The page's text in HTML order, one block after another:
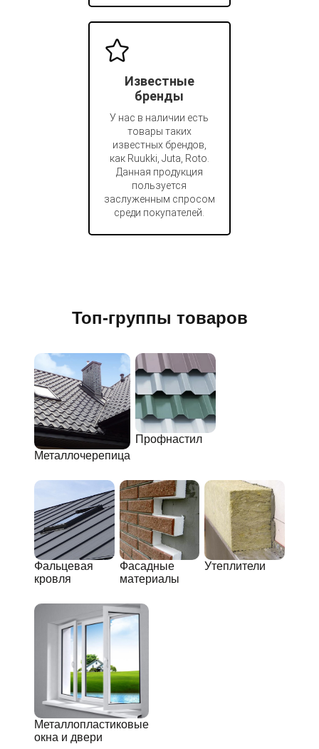
Известные
бренды
У нас в наличии есть
товары таких
известных брендов,
как Ruukki, Juta, Roto.
Данная продукция
пользуется
заслуженным спросом
среди покупателей.
Топ-группы товаров
Металлочерепица
Профнастил
Фальцевая
кровля
Фасадные
материалы
Утеплители
Металлопластиковые
окна и двери